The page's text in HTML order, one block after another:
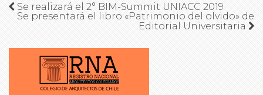
Se realizará el 2° BIM-Summit UNIACC 2019
Se presentará el libro «Patrimonio del olvido» de
Editorial Universitaria